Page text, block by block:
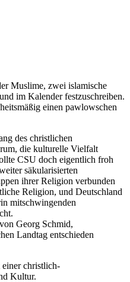
Muslime, zwei islamische
im Kalender festzuschreiben.
einen pawlowschen
des christlichen
die kulturelle Vielfalt
CSU doch eigentlich froh
säkularisierten
ihrer Religion verbunden
Religion, und Deutschland
mitschwingenden
Georg Schmid,
Landtag entschieden
christlich-
Kultur.